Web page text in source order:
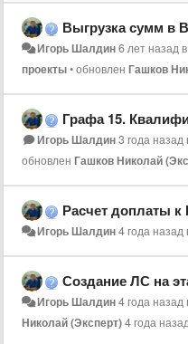
Выгрузка сумм в
Игорь Шалдин6 лет назад
проекты•обновлен Гашков
Графа 15. Квалификационная категория в
Игорь Шалдин3 года назад
обновлен Гашков Николай
Расчет доплаты к
Игорь Шалдин4 года назад
Создание ЛС на этапе
Игорь Шалдин4 года назад
Николай (Эксперт)4 года